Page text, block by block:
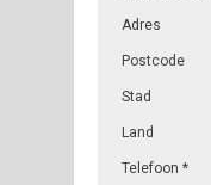
Adres
Postcode
Stad
Land
Telefoon *